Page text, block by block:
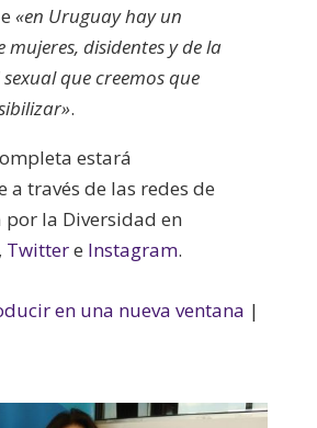
«en Uruguay hay un
disidentes y de la
que creemos que
.
estará
a través de las redes de
por la Diversidad en
Twittere Instagram.
en una nueva ventana |